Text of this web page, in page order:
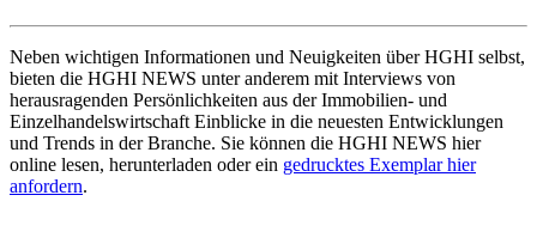
Neben wichtigen Informationen und Neuigkeiten über HGHI selbst,
bieten die HGHI NEWS unter anderem mit Interviews von
herausragenden Persönlichkeiten aus der Immobilien- und
Einzelhandelswirtschaft Einblicke in die neuesten Entwicklungen
und Trends in der Branche. Sie können die HGHI NEWS hier
online lesen, herunterladen oder ein gedrucktes Exemplar hier
anfordern.